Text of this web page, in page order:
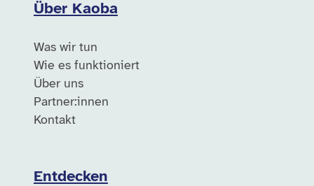
Über Kaoba
Was wir tun
Wie es funktioniert
Über uns
Partner:innen
Kontakt
Entdecken